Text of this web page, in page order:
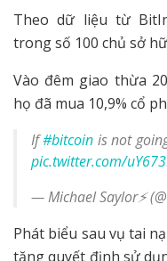
Theo dữ liệu từ
trong số 100 chủ sở
Vào đêm giao thừa
họ đã mua 10,9% cổ
If#bitcoin is not
pic.twitter.com/
— Michael Saylor⚡️
Phát biểu sau vụ tai
tăng quyết định sử